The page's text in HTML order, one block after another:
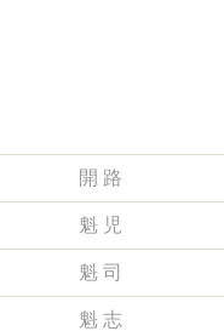
開 路
魁 児
魁 司
魁 志